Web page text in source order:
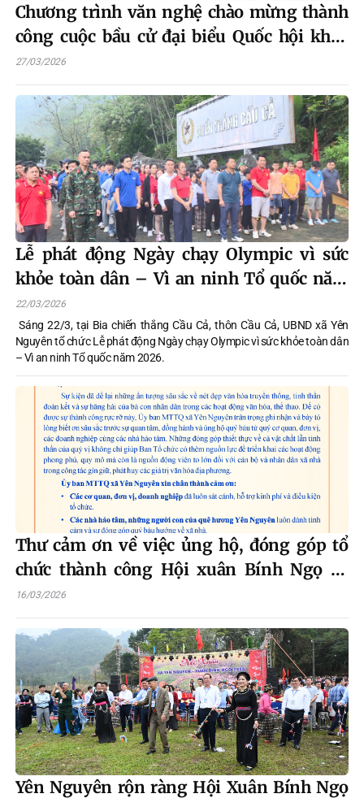
Chương trình văn nghệ chào mừng thành
công cuộc bầu cử đại biểu Quốc hội khóa
XVI và đại biểu HĐND các cấp, nhiệm kỳ
2026 – 2031
27/03/2026
Lễ phát động Ngày chạy Olympic vì sức
khỏe toàn dân – Vì an ninh Tổ quốc năm
2026 trên địa bàn xã Yên Nguyên
22/03/2026
Sáng 22/3, tại Bia chiến thắng Cầu Cả, thôn Cầu Cả, UBND xã Yên
Nguyên tổ chức Lễ phát động Ngày chạy Olympic vì sức khỏe toàn dân
– Vì an ninh Tổ quốc năm 2026.
Thư cảm ơn về việc ủng hộ, đóng góp tổ
chức thành công Hội xuân Bính Ngọ xã
Yên Nguyên năm 2026
16/03/2026
Yên Nguyên rộn ràng Hội Xuân Bính Ngọ